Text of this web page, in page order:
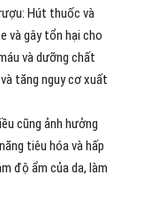
Hút thuốc và
và gây tổn hại cho
và dưỡng chất
tăng nguy cơ xuất
cũng ảnh hưởng
tiêu hóa và hấp
độ ẩm của da, làm